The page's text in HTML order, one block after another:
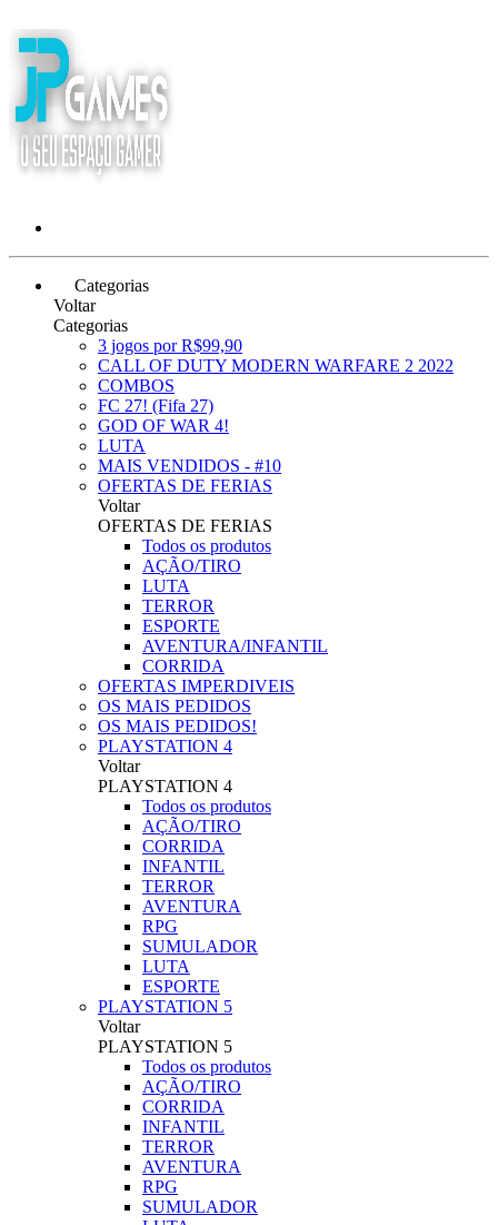
Categorias
Voltar
Categorias
3 jogos por R$99,90
CALL OF DUTY MODERN WARFARE 2 2022
COMBOS
FC 27! (Fifa 27)
GOD OF WAR 4!
LUTA
MAIS VENDIDOS - #10
OFERTAS DE FERIAS
Voltar
OFERTAS DE FERIAS
Todos os produtos
AÇÃO/TIRO
LUTA
TERROR
ESPORTE
AVENTURA/INFANTIL
CORRIDA
OFERTAS IMPERDIVEIS
OS MAIS PEDIDOS
OS MAIS PEDIDOS!
PLAYSTATION 4
Voltar
PLAYSTATION 4
Todos os produtos
AÇÃO/TIRO
CORRIDA
INFANTIL
TERROR
AVENTURA
RPG
SUMULADOR
LUTA
ESPORTE
PLAYSTATION 5
Voltar
PLAYSTATION 5
Todos os produtos
AÇÃO/TIRO
CORRIDA
INFANTIL
TERROR
AVENTURA
RPG
SUMULADOR